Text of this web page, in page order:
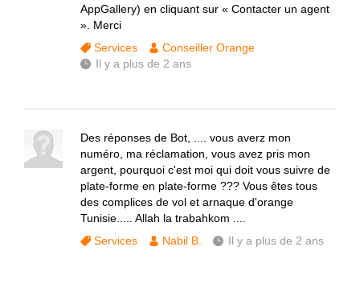
AppGallery) en cliquant sur « Contacter un agent
». Merci
Services
Conseiller Orange
Il y a plus de 2 ans
Des réponses de Bot, .... vous averz mon
numéro, ma réclamation, vous avez pris mon
argent, pourquoi c'est moi qui doit vous suivre de
plate-forme en plate-forme ??? Vous êtes tous
des complices de vol et arnaque d'orange
Tunisie..... Allah la trabahkom ....
Services
Nabil B. Il y a plus de 2 ans